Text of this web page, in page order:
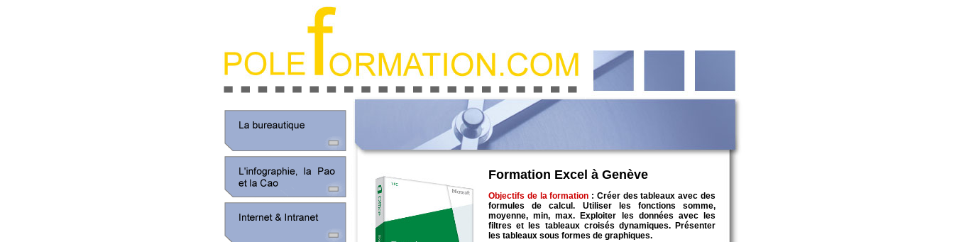
Formation Excel à Genève
Objectifs de la formation : Créer des tableaux avec des
formules de calcul. Utiliser les fonctions somme,
moyenne, min, max. Exploiter les données avec les
filtres et les tableaux croisés dynamiques. Présenter
les tableaux sous formes de graphiques.